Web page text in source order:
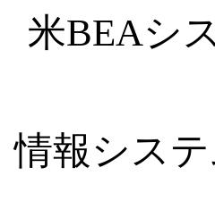
米BEAシ
情報シス